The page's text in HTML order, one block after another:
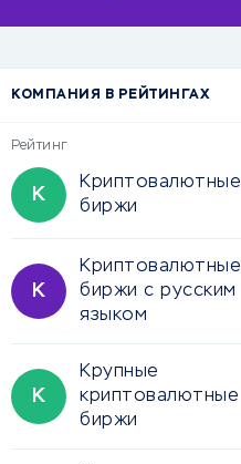
КОМПАНИЯ В РЕЙТИНГАХ
Рейтинг
К
Криптовалютные
биржи
К
Криптовалютные
биржи с русским
языком
К
Крупные
криптовалютные
биржи